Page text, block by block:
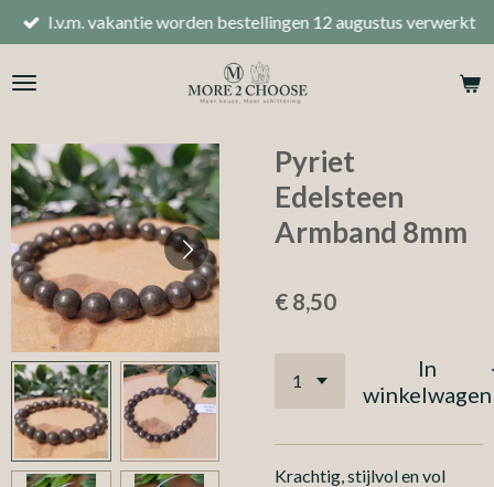
Ga
direct
naar
I.v.m. vakantie worden bestellingen 12 augustus verwerkt
Pyriet
Edelsteen
Armband 8mm
€ 8,50
In
winkelwagen
Krachtig, stijlvol en vol